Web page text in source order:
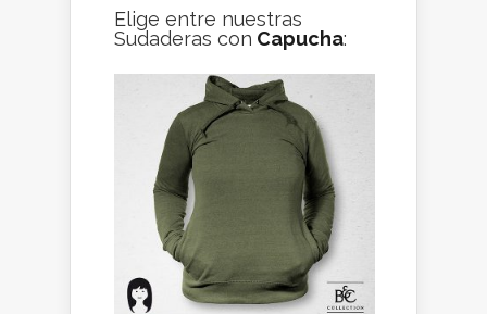
Elige entre nuestras
Sudaderas con Capucha: